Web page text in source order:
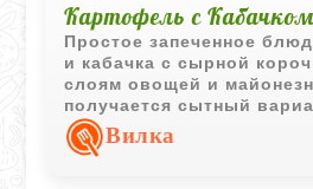
Картофель с
Простое запеченное
и кабачка с сырной
слоям овощей и
получается сытный
семейного ужина.
Вилка